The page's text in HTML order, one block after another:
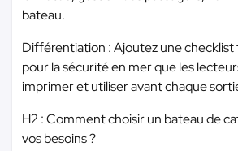
bateau.
Différentiation : Ajoutez une checklist
pour la sécurité en mer que les
imprimer et utiliser avant chaque
H2 : Comment choisir un bateau de
vos besoins ?